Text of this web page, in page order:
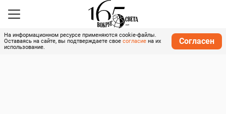
На информационном ресурсе применяются cookie-файлы.
Оставаясь на сайте, вы подтверждаете свое согласие на их
использование.
Согласен